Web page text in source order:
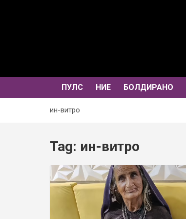
ПУЛС НИЕ БОЛДИРАНО
ин-витро
Tag: ин-витро